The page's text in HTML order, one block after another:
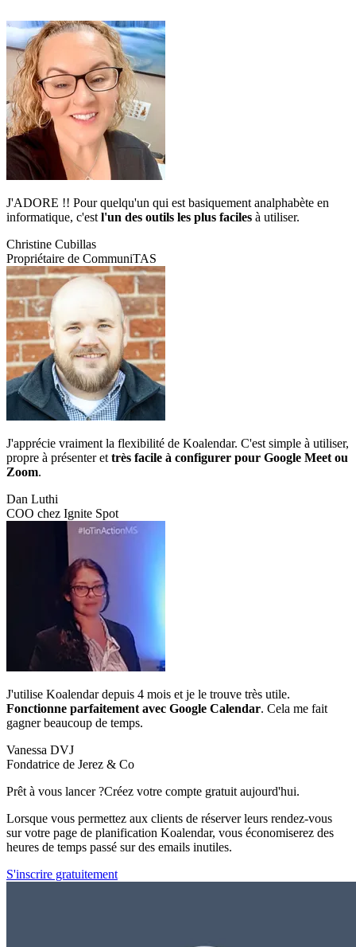
J'ADORE !! Pour quelqu'un qui est basiquement analphabète en
informatique, c'estl'un des outils les plus faciles à utiliser.
Christine Cubillas
Propriétaire de CommuniTAS
J'apprécie vraiment la flexibilité de Koalendar. C'est simple à utiliser,
propre à présenter ettrès facile à configurer pour Google Meet ou
Zoom.
Dan Luthi
COO chez Ignite Spot
J'utilise Koalendar depuis 4 mois et je le trouve très utile.
Fonctionne parfaitement avec Google Calendar. Cela me fait
gagner beaucoup de temps.
Vanessa DVJ
Fondatrice de Jerez & Co
Prêt à vous lancer ?Créez votre compte gratuit aujourd'hui.
Lorsque vous permettez aux clients de réserver leurs rendez-vous
sur votre page de planification Koalendar, vous économiserez des
heures de temps passé sur des emails inutiles.
S'inscrire gratuitement